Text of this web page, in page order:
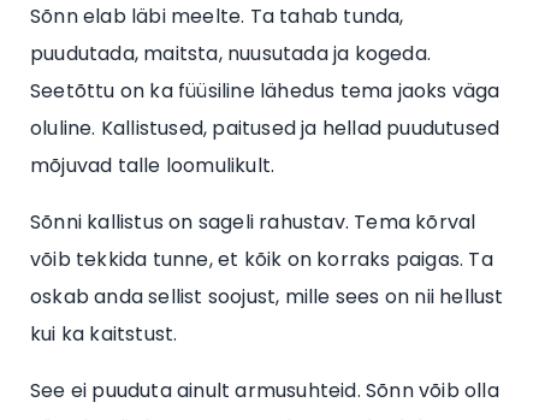
Sõnn elab läbi meelte. Ta tahab tunda,
puudutada, maitsta, nuusutada ja kogeda.
Seetõttu on ka füüsiline lähedus tema jaoks väga
oluline. Kallistused, paitused ja hellad puudutused
mõjuvad talle loomulikult.
Sõnni kallistus on sageli rahustav. Tema kõrval
võib tekkida tunne, et kõik on korraks paigas. Ta
oskab anda sellist soojust, mille sees on nii hellust
kui ka kaitstust.
See ei puuduta ainult armusuhteid. Sõnn võib olla